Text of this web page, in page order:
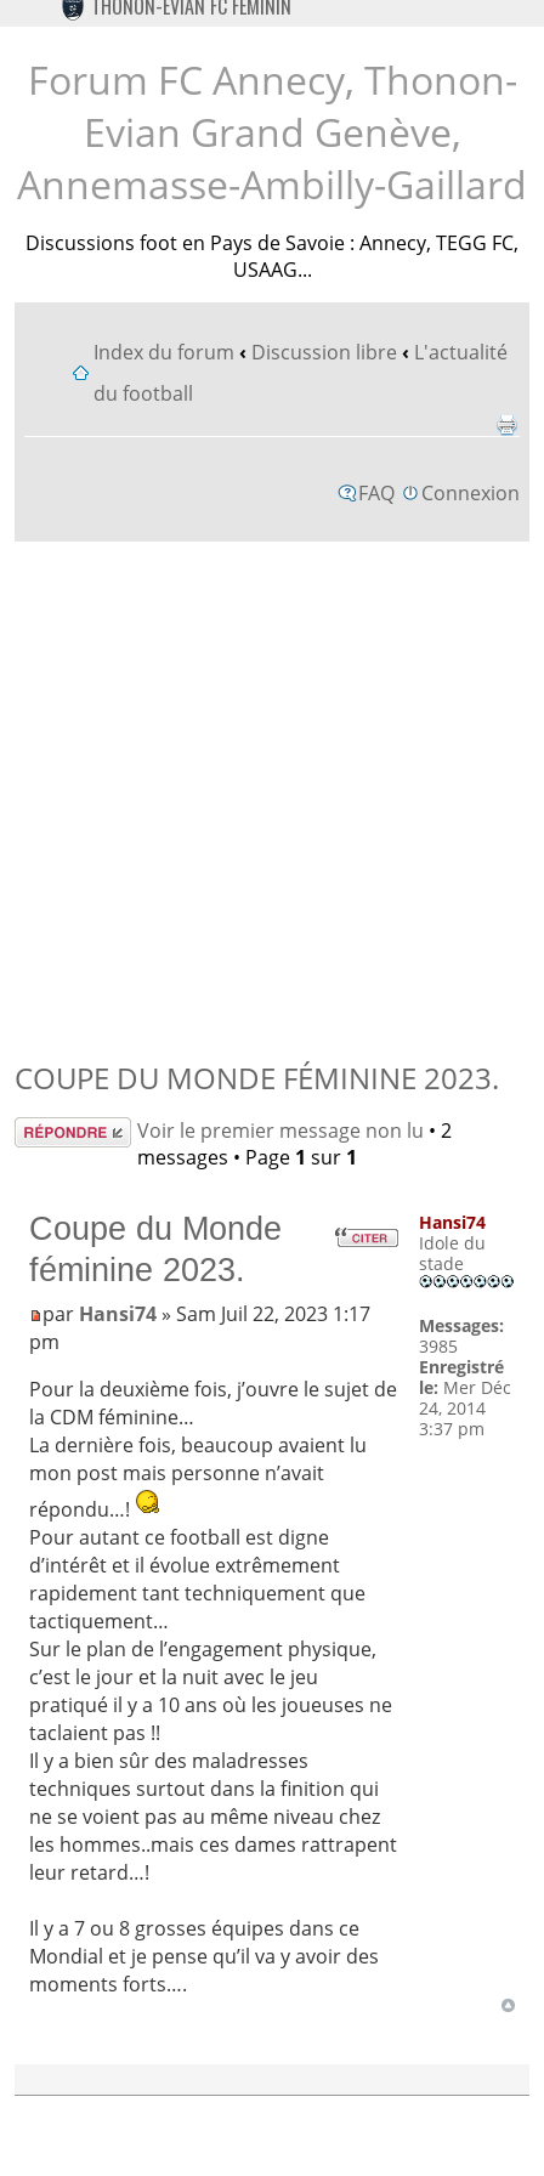
TWITTER
INSTAGRAM
THONON-EVIAN FC FÉMININ
Forum FC Annecy, Thonon-
Evian Grand Genève,
Annemasse-Ambilly-Gaillard
Discussions foot en Pays de Savoie : Annecy, TEGG FC,
USAAG...
Index du forum ‹ Discussion libre ‹ L'actualité
du football
FAQ Connexion
COUPE DU MONDE FÉMININE 2023.
Répondre Voir le premier message non lu • 2
messages • Page 1 sur 1
Coupe du Monde
féminine 2023.
par Hansi74» Sam Juil 22, 2023 1:17
pm
Pour la deuxième fois, j’ouvre le sujet de
la CDM féminine…
La dernière fois, beaucoup avaient lu
mon post mais personne n’avait
répondu…!
Pour autant ce football est digne
d’intérêt et il évolue extrêmement
rapidement tant techniquement que
tactiquement…
Sur le plan de l’engagement physique,
c’est le jour et la nuit avec le jeu
pratiqué il y a 10 ans où les joueuses ne
taclaient pas !!
Il y a bien sûr des maladresses
techniques surtout dans la finition qui
ne se voient pas au même niveau chez
les hommes..mais ces dames rattrapent
leur retard…!
Il y a 7 ou 8 grosses équipes dans ce
Mondial et je pense qu’il va y avoir des
moments forts….
Hansi74
Idole du
stade
Messages:
3985
Enregistré
le: Mer Déc
24, 2014
3:37 pm